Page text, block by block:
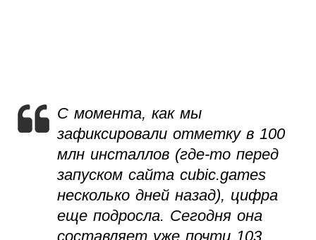
С момента, как мы
зафиксировали отметку в 100
млн инсталлов (где-то перед
запуском сайта cubic.games
несколько дней назад), цифра
еще подросла. Сегодня она
составляет уже почти 103